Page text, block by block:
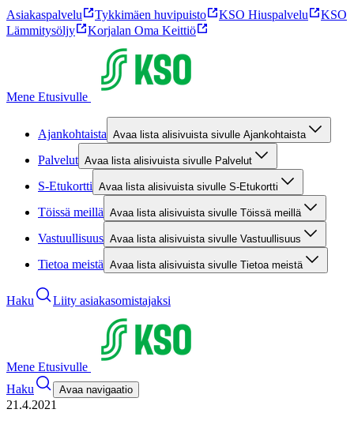
Asiakaspalvelu Tykkimäen huvipuisto KSO Hiuspalvelu
KSO
Lämmitysöljy
Korjalan Oma Keittiö
Mene Etusivulle
Ajankohtaista Avaa lista alisivuista sivulle Ajankohtaista
Palvelut Avaa lista alisivuista sivulle Palvelut
S-Etukortti Avaa lista alisivuista sivulle S-Etukortti
Töissä meillä Avaa lista alisivuista sivulle Töissä meillä
Vastuullisuus Avaa lista alisivuista sivulle Vastuullisuus
Tietoa meistä Avaa lista alisivuista sivulle Tietoa meistä
Haku Liity asiakasomistajaksi
Mene Etusivulle
Haku
Avaa navigaatio
21.4.2021